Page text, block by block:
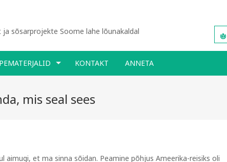
sõsarprojekte Soome lahe lõunakaldal
KONTAKT ANNETA
mis seal sees
et ma sinna sõidan. Peamine põhjus Ameerika-reisiks oli